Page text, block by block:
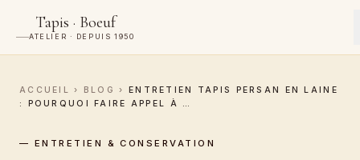
Tapis · Boeuf
ATELIER · DEPUIS 1950
ACCUEIL › BLOG ›
ENTRETIEN TAPIS PERSAN EN LAINE
: POURQUOI FAIRE APPEL À …
— ENTRETIEN & CONSERVATION